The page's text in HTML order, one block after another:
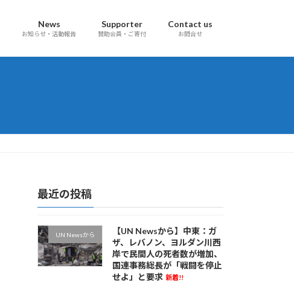
News
お知らせ・活動報告
Supporter
賛助会員・ご寄付
Contact us
お問合せ
最近の投稿
UN Newsから
【UN Newsから】中東：ガ
ザ、レバノン、ヨルダン川西
岸で民間人の死者数が増加、
国連事務総長が「戦闘を停止
せよ」と要求 新着!!